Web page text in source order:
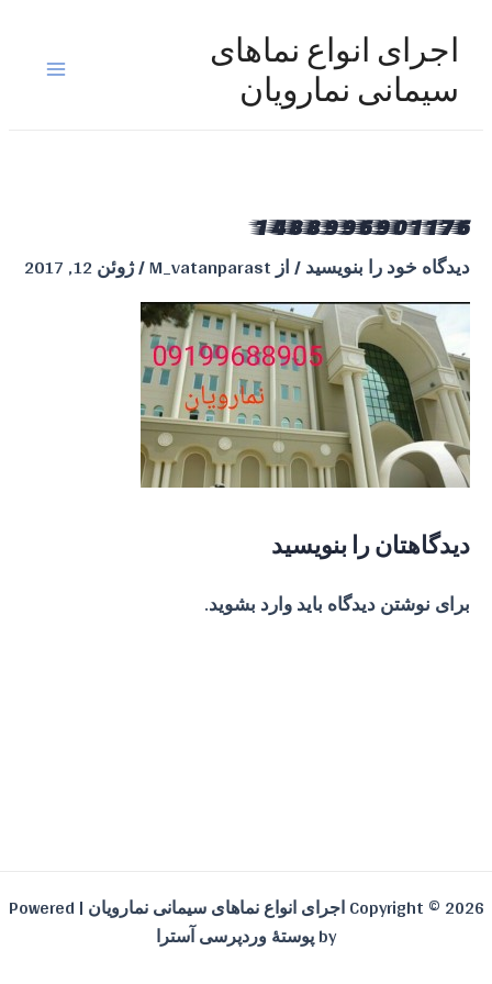
اجرای انواع نماهای
سیمانی نمارویان
Main
1488996901176
دیدگاه‌ خود را بنویسید/ ازM_vatanparast
/ژوئن 12, 2017
دیدگاهتان را بنویسید
برای نوشتن دیدگاه بایدوارد بشوید.
Copyright © 2026 اجرای انواع نماهای سیمانی نمارویان | Powered
byپوستهٔ وردپرسی آسترا